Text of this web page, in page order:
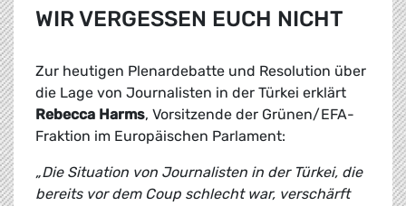
WIR VERGESSEN EUCH NICHT
Zur heutigen Plenardebatte und Resolution über
die Lage von Journalisten in der Türkei erklärt
Rebecca Harms, Vorsitzende der Grünen/EFA-
Fraktion im Europäischen Parlament:
„Die Situation von Journalisten in der Türkei, die
bereits vor dem Coup schlecht war, verschärft